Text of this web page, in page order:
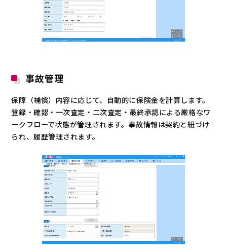
事故管理
保障（補償）内容に応じて、自動的に保険金を計算します。
登録・確認・一次査定・二次査定・最終承認による厳格なワ
ークフローで状態が管理されます。事故情報は契約と紐づけ
られ、履歴管理されます。